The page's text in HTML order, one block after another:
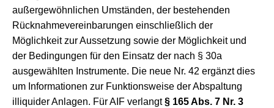
außergewöhnlichen Umständen, der bestehenden
Rücknahmevereinbarungen einschließlich der
Möglichkeit zur Aussetzung sowie der Möglichkeit und
der Bedingungen für den Einsatz der nach § 30a
ausgewählten Instrumente. Die neue Nr. 42 ergänzt dies
um Informationen zur Funktionsweise der Abspaltung
illiquider Anlagen. Für AIF verlangt§ 165 Abs. 7 Nr. 3